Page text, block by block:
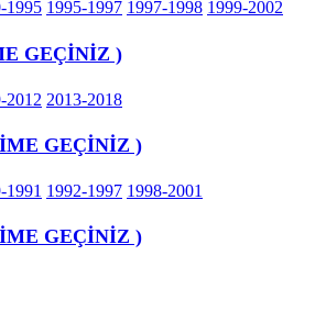
1995 1995-1997 1997-1998 1999-2002
GEÇİNİZ )
2012 2013-2018
GEÇİNİZ )
1991 1992-1997 1998-2001
GEÇİNİZ )